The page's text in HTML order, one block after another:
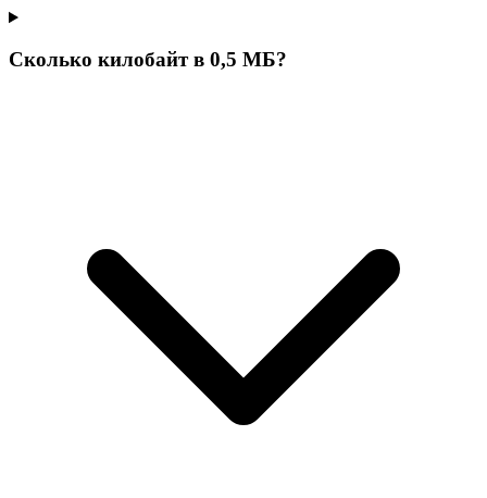
Сколько килобайт в 0,5 МБ?